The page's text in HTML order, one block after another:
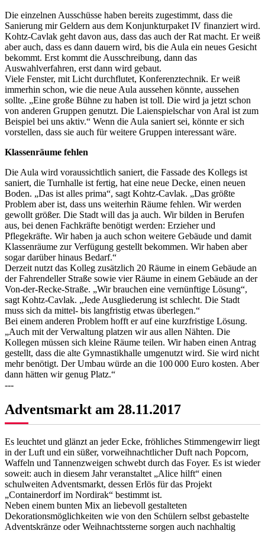
Die einzelnen Ausschüsse haben bereits zugestimmt, dass die
Sanierung mir Geldern aus dem Konjunkturpaket IV finanziert wird.
Kohtz-Cavlak geht davon aus, dass das auch der Rat macht. Er weiß
aber auch, dass es dann dauern wird, bis die Aula ein neues Gesicht
bekommt. Erst kommt die Ausschreibung, dann das
Auswahlverfahren, erst dann wird gebaut.
Viele Fenster, mit Licht durchflutet, Konferenztechnik. Er weiß
immerhin schon, wie die neue Aula aussehen könnte, aussehen
sollte. „Eine große Bühne zu haben ist toll. Die wird ja jetzt schon
von anderen Gruppen genutzt. Die Laienspielschar von Aral ist zum
Beispiel bei uns aktiv.“ Wenn die Aula saniert sei, könnte er sich
vorstellen, dass sie auch für weitere Gruppen interessant wäre.
Klassenräume fehlen
Die Aula wird voraussichtlich saniert, die Fassade des Kollegs ist
saniert, die Turnhalle ist fertig, hat eine neue Decke, einen neuen
Boden. „Das ist alles prima“, sagt Kohtz-Cavlak. „Das größte
Problem aber ist, dass uns weiterhin Räume fehlen. Wir werden
gewollt größer. Die Stadt will das ja auch. Wir bilden in Berufen
aus, bei denen Fachkräfte benötigt werden: Erzieher und
Pflegekräfte. Wir haben ja auch schon weitere Gebäude und damit
Klassenräume zur Verfügung gestellt bekommen. Wir haben aber
sogar darüber hinaus Bedarf.“
Derzeit nutzt das Kolleg zusätzlich 20 Räume in einem Gebäude an
der Fahrendeller Straße sowie vier Räume in einem Gebäude an der
Von-der-Recke-Straße. „Wir brauchen eine vernünftige Lösung“,
sagt Kohtz-Cavlak. „Jede Ausgliederung ist schlecht. Die Stadt
muss sich da mittel- bis langfristig etwas überlegen.“
Bei einem anderen Problem hofft er auf eine kurzfristige Lösung.
„Auch mit der Verwaltung platzen wir aus allen Nähten. Die
Kollegen müssen sich kleine Räume teilen. Wir haben einen Antrag
gestellt, dass die alte Gymnastikhalle umgenutzt wird. Sie wird nicht
mehr benötigt. Der Umbau würde an die 100 000 Euro kosten. Aber
dann hätten wir genug Platz.“
---
Adventsmarkt am 28.11.2017
Es leuchtet und glänzt an jeder Ecke, fröhliches Stimmengewirr liegt
in der Luft und ein süßer, vorweihnachtlicher Duft nach Popcorn,
Waffeln und Tannenzweigen schwebt durch das Foyer. Es ist wieder
soweit: auch in diesem Jahr veranstaltet „Alice hilft“ einen
schulweiten Adventsmarkt, dessen Erlös für das Projekt
„Containerdorf im Nordirak“ bestimmt ist.
Neben einem bunten Mix an liebevoll gestalteten
Dekorationsmöglichkeiten wie von den Schülern selbst gebastelte
Adventskränze oder Weihnachtssterne sorgen auch nachhaltig